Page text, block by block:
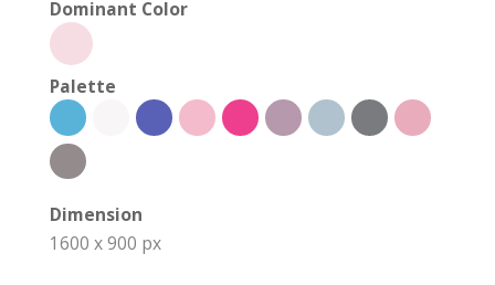
Dominant Color
Palette
Dimension
1600 x 900 px